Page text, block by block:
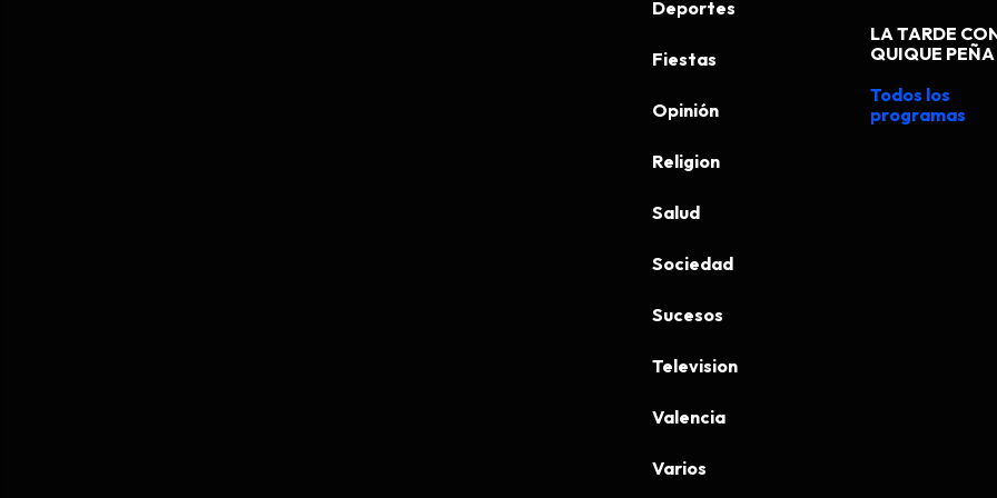
Deportes
Fiestas
Opinión
Religion
Salud
Sociedad
Sucesos
Television
Valencia
Varios
LA TARDE
QUIQUE PEÑA
Todos los
programas